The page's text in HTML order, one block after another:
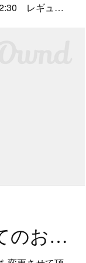
レギュ…
クラス変更についてのお知らせ